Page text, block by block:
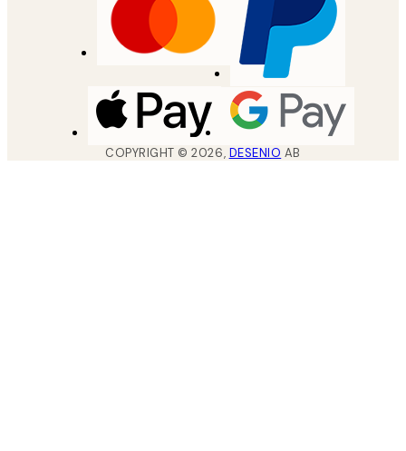
COPYRIGHT ©2026, DESENIO AB